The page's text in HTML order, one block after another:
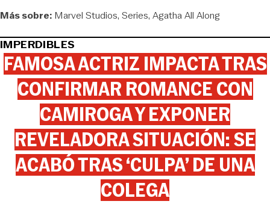
Más sobre: Marvel Studios Series Agatha All Along
IMPERDIBLES
FAMOSA ACTRIZ IMPACTA TRAS
CONFIRMAR ROMANCE CON
CAMIROGA Y EXPONER
REVELADORA SITUACIÓN: SE
ACABÓ TRAS ‘CULPA’ DE UNA
COLEGA